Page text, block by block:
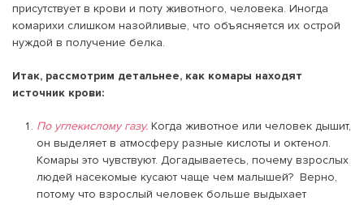
присутствует в крови и поту животного, человека. Иногда
комарихи слишком назойливые, что объясняется их острой
нуждой в получение белка.
Итак, рассмотрим детальнее, как комары находят
источник крови:
По углекислому газу. Когда животное или человек дышит,
он выделяет в атмосферу разные кислоты и октенол.
Комары это чувствуют. Догадываетесь, почему взрослых
людей насекомые кусают чаще чем малышей? Верно,
потому что взрослый человек больше выдыхает